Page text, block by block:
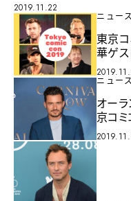
2019.11.22
ニュース
東京コ
華ゲス
ニュース
オーラ
京コ